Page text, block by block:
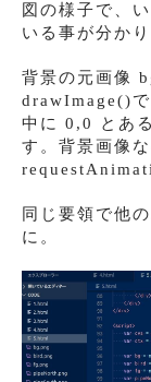
図の様子で、
いる事が分かり
背景の元画像
drawImage()
中に 0,0 とあ
す。背景画像
同じ要領で他
に。